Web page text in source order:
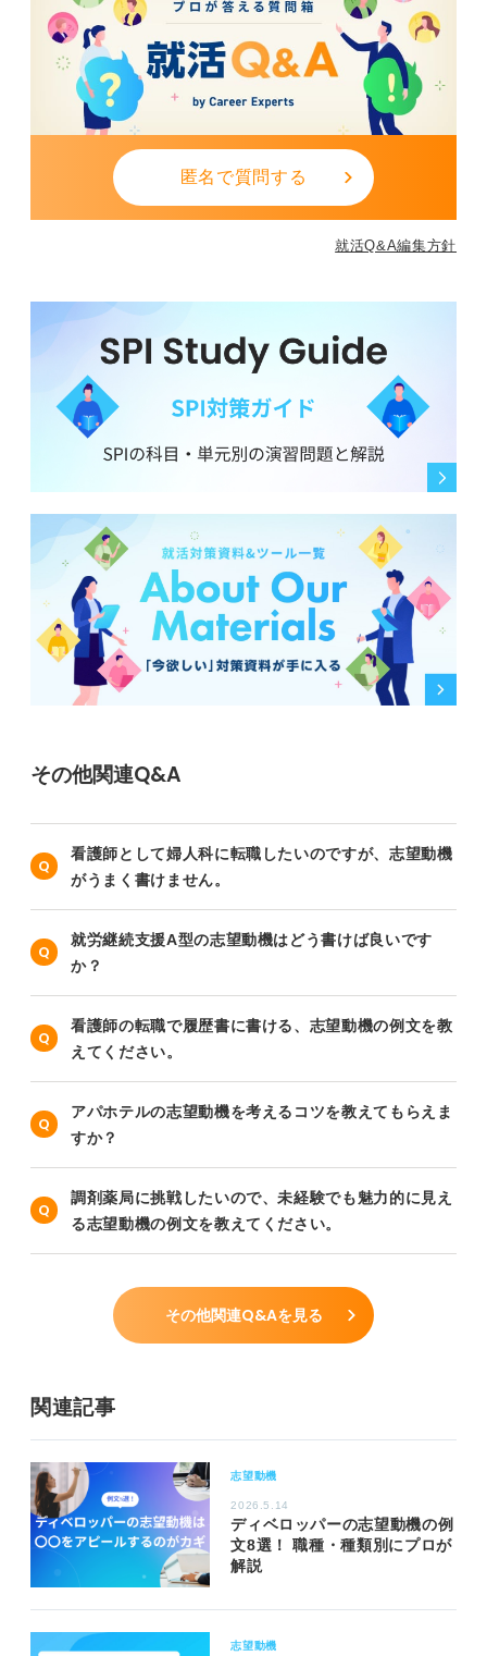
匿名で質問する
就活Q&A編集方針
その他関連Q&A
看護師として婦人科に転職したいのですが、志望動機
がうまく書けません。
就労継続支援A型の志望動機はどう書けば良いです
か？
看護師の転職で履歴書に書ける、志望動機の例文を教
えてください。
アパホテルの志望動機を考えるコツを教えてもらえま
すか？
調剤薬局に挑戦したいので、未経験でも魅力的に見え
る志望動機の例文を教えてください。
その他関連Q&Aを見る
関連記事
志望動機
2026.5.14
ディベロッパーの志望動機の例
文8選！ 職種・種類別にプロが
解説
志望動機